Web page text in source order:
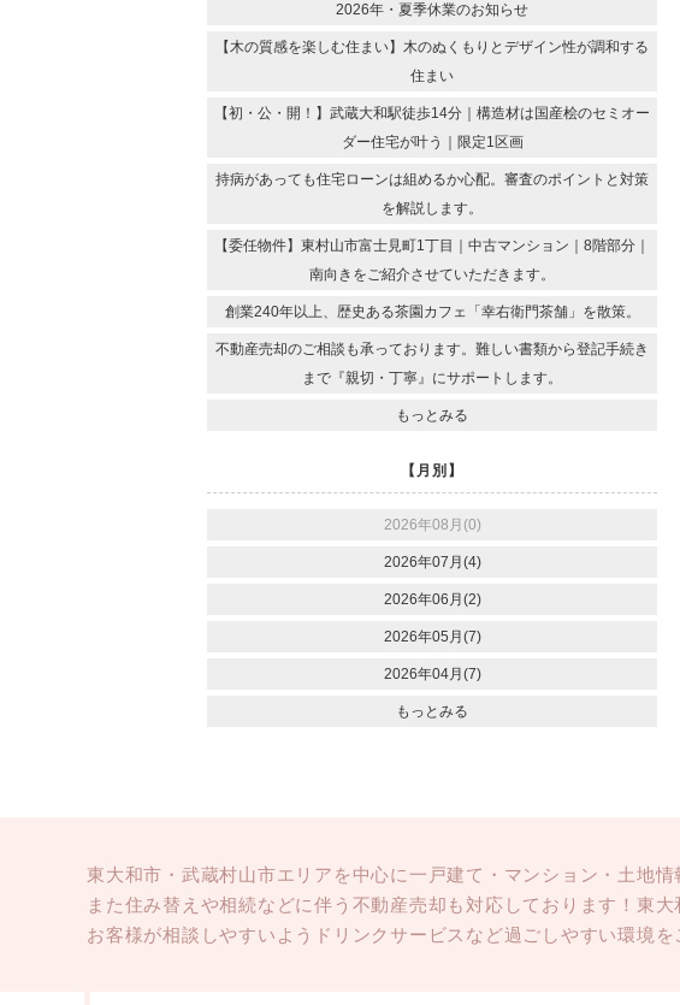
2026年・夏季休業のお知らせ
【木の質感を楽しむ住まい】木のぬくもりとデザイン性が調和する
住まい
【初・公・開！】武蔵大和駅徒歩14分｜構造材は国産桧のセミオー
ダー住宅が叶う｜限定1区画
持病があっても住宅ローンは組めるか心配。審査のポイントと対策
を解説します。
【委任物件】東村山市富士見町1丁目｜中古マンション｜8階部分｜
南向きをご紹介させていただきます。
創業240年以上、歴史ある茶園カフェ「幸右衛門茶舗」を散策。
不動産売却のご相談も承っております。難しい書類から登記手続き
まで『親切・丁寧』にサポートします。
もっとみる
【月別】
2026年08月(0)
2026年07月(4)
2026年06月(2)
2026年05月(7)
2026年04月(7)
もっとみる
東大和市・武蔵村山市エリアを中心に一戸建て・マンション・土地情
また住み替えや相続などに伴う不動産売却も対応しております！東
お客様が相談しやすいようドリンクサービスなど過ごしやすい環境を